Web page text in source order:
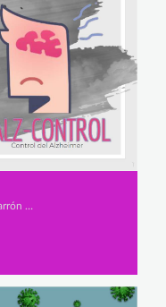
Secundaria, Jorge Díaz García, Pablo Gabarrón Hernández y José Sánchez Fortún